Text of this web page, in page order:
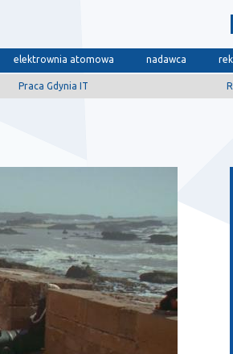
elektrownia atomowa nadawca
Praca Gdynia IT